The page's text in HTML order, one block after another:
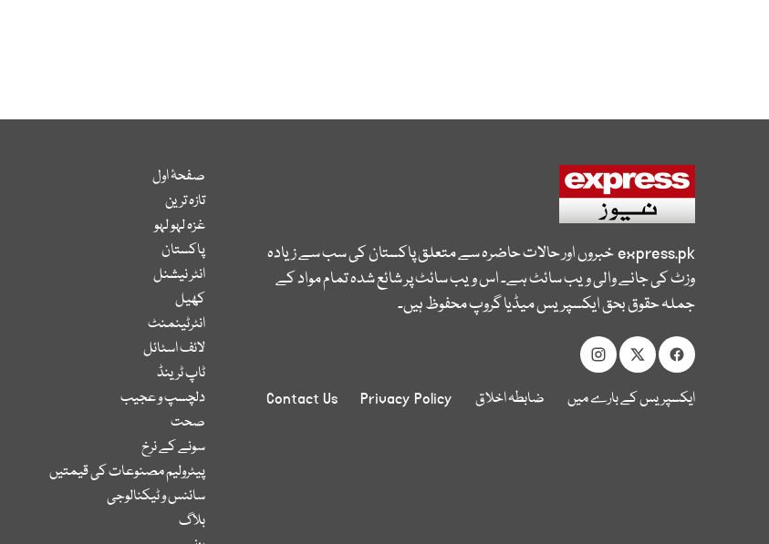
express.pkخبروں اور حالات حاضرہ سے متعلق پاکستان کی سب سے زیادہ
وزٹ کی جانے والی ویب سائٹ ہے۔ اس ویب سائٹ پر شائع شدہ تمام مواد کے
جملہ حقوق بحق ایکسپریس میڈیا گروپ محفوظ ہیں۔
ایکسپریس کے بارے میں ضابطہ اخلاق Privacy Policy
Contact Us
صفحۂ اول
تازہ ترین
غزہ لہو لہو
پاکستان
انٹر نیشنل
کھیل
انٹرٹینمنٹ
لائف اسٹائل
ٹاپ ٹرینڈ
دلچسپ و عجیب
صحت
سونے کے نرخ
پیٹرولیم مصنوعات کی قیمتیں
سائنس و ٹیکنالوجی
بلاگ